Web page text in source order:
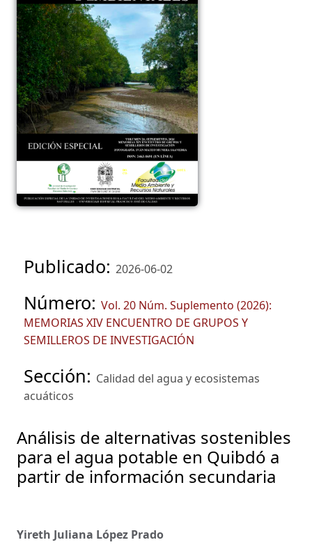
Publicado: 2026-06-02
Número: Vol. 20 Núm. Suplemento (2026):
MEMORIAS XIV ENCUENTRO DE GRUPOS Y
SEMILLEROS DE INVESTIGACIÓN
Sección: Calidad del agua y ecosistemas
acuáticos
Análisis de alternativas sostenibles
para el agua potable en Quibdó a
partir de información secundaria
Yireth Juliana López Prado